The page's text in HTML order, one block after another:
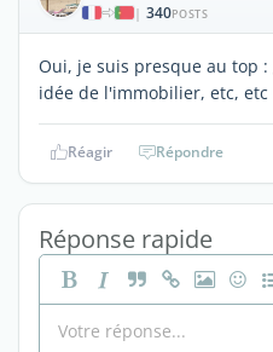
| 340POSTS
Oui, je suis presque au top
idée de l'immobilier, etc, etc
Réagir Répondre
Réponse rapide